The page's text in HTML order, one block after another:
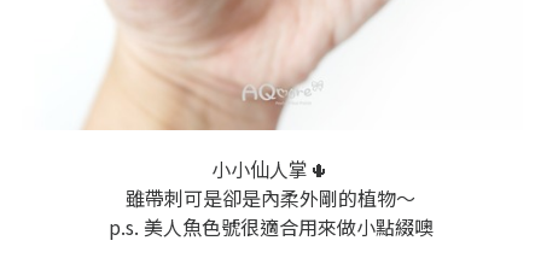
小小仙人掌 🌵
雖帶刺可是卻是內柔外剛的植物～
p.s. 美人魚色號很適合用來做小點綴噢